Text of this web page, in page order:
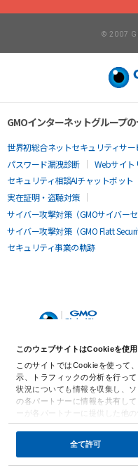
このウェブサイトはCookieを使
このサイトではCookieを使って
示、トラフィックの分析を行っ
状況についても情報を収集し、
の各パートナーに情報を共有し
ーが各パートナーに提供した他
際に収集された情報と組み合わ
全て許可
© 2007
GMOインターネットグループ
世界初総合ネットセキュリティサー
パスワード漏洩診断
Webサイト
セキュリティ相談AIチャットボット
実在証明・盗聴対策
サイバー攻撃対策（GMOサイバー
サイバー攻撃対策（GMO Flatt
セキュリティ事業の軌跡